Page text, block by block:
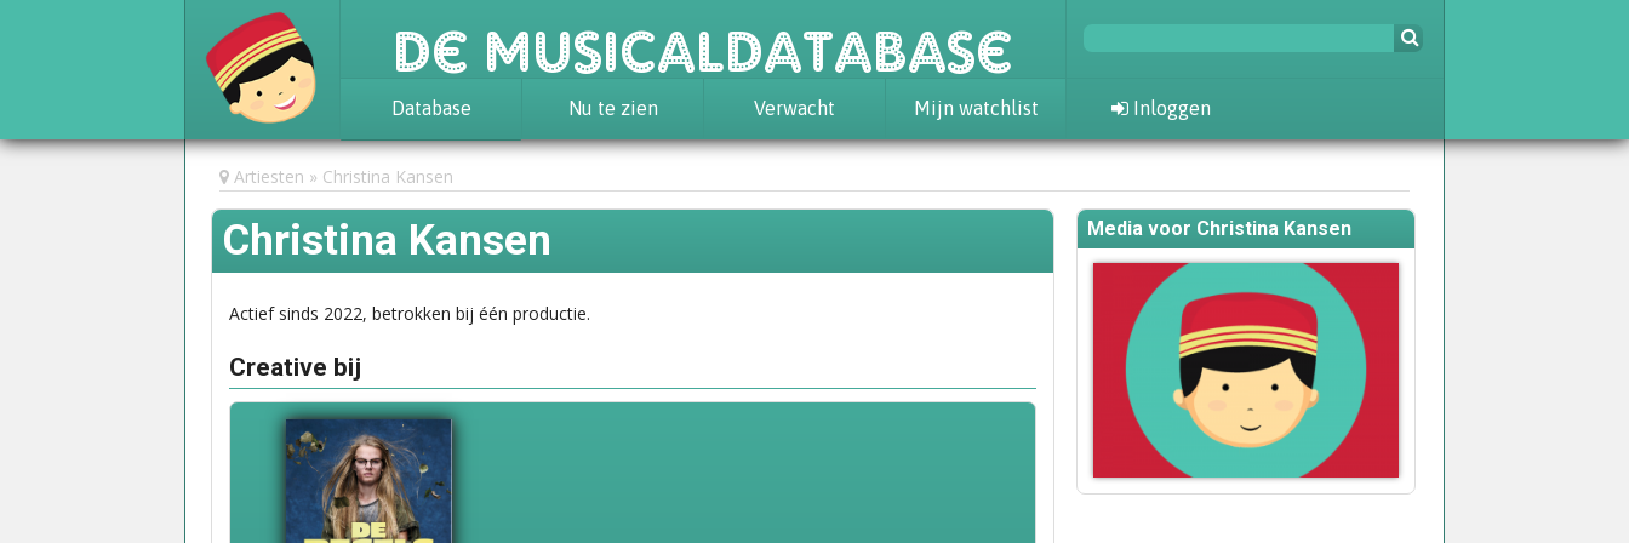
De Musicaldatabase
Database
Achtergrond
Awards
Statistieken
Nu te zien Verwacht Mijn watchlist Inloggen
Artiesten Christina Kansen
Christina Kansen
Actief sinds 2022, betrokken bij één productie.
Creative bij
Media voor Christina Kansen